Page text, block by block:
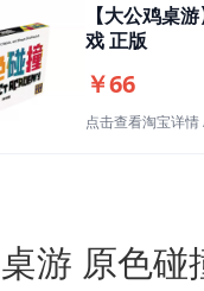
【大公鸡桌
戏 正版
￥66
点击查看淘宝详情
桌游 原色碰